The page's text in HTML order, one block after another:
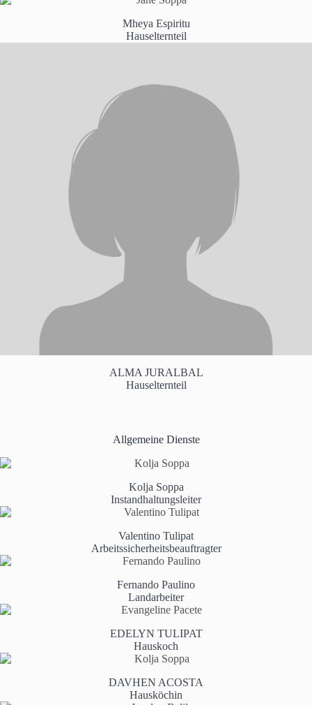
Mheya Espiritu
Hauselternteil
ALMA JURALBAL
Hauselternteil
Allgemeine Dienste
Kolja Soppa
Instandhaltungsleiter
Valentino Tulipat
Arbeitssicherheitsbeauftragter
Fernando Paulino
Landarbeiter
EDELYN TULIPAT
Hauskoch
DAVHEN ACOSTA
Hausköchin